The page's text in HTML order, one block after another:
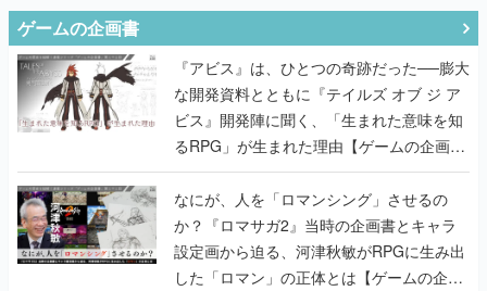
ゲームの企画書
『アビス』は、ひとつの奇跡だった──膨大
な開発資料とともに『テイルズ オブ ジ ア
ビス』開発陣に聞く、「生まれた意味を知
るRPG」が生まれた理由【ゲームの企画
書】
なにが、人を「ロマンシング」させるの
か？『ロマサガ2』当時の企画書とキャラ
設定画から迫る、河津秋敏がRPGに生み出
した「ロマン」の正体とは【ゲームの企画